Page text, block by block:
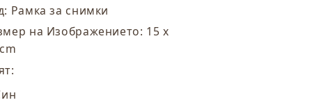
(6
броя)
Рамка за снимки
на Изображението: 15 x